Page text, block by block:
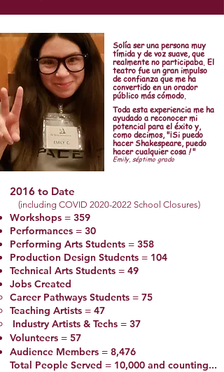
Solía ser una persona muy
tímida y de voz suave, que
realmente no participaba. El
teatro fue un gran impulso
de confianza que me ha
convertido en un orador
público más cómodo.
Toda esta experiencia me ha
ayudado a reconocer mi
potencial para el éxito y,
como decimos, "¡Si puedo
hacer Shakespeare, puedo
hacer cualquier cosa!"
Emily, séptimo grado
2016 to Date
(including COVID 2020-2022 School Closures)
Workshops = 359
Performances = 30
Performing Arts Students = 358
Production Design Students = 104
Technical Arts Students = 49
Jobs Created
Career Pathways Students = 75
Teaching Artists = 47
Industry Artists & Techs = 37
Volunteers = 57
Audience Members = 8,476
Total People Served = 10,000 and counting...